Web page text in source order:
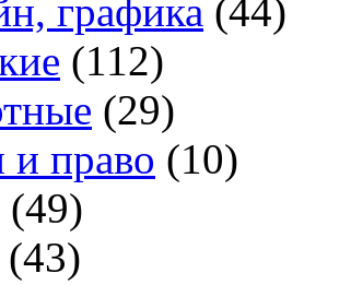
графика (44)
(112)
(29)
и право (10)
(49)
(43)